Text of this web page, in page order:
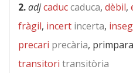
2.adjcaduccaduca, dèbil,
fràgil, incert incerta,
precari precària,
transitori transitòria